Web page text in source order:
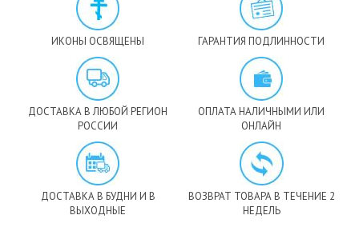
ИКОНЫ ОСВЯЩЕНЫ ГАРАНТИЯ ПОДЛИННОСТИ
ДОСТАВКА В ЛЮБОЙ РЕГИОН
РОССИИ
ОПЛАТА НАЛИЧНЫМИ ИЛИ
ОНЛАЙН
ДОСТАВКА В БУДНИ И В
ВЫХОДНЫЕ
ВОЗВРАТ ТОВАРА В ТЕЧЕНИЕ 2
НЕДЕЛЬ